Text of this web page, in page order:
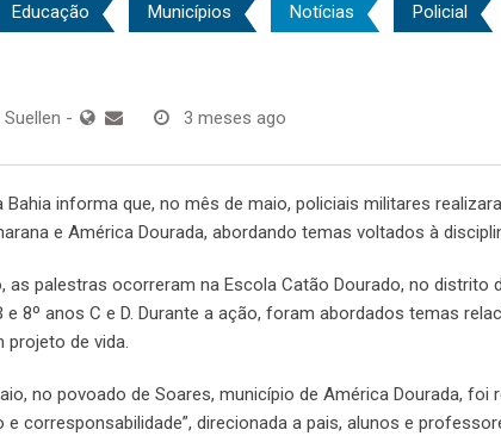
Educação Municípios Notícias Policial
- 3 meses ago
Bahia informa que, no mês de maio, policiais militares
e América Dourada, abordando temas voltados à
as palestras ocorreram na Escola Catão Dourado, no distrito
e 8º anos C e D. Durante a ação, foram abordados temas
de vida.
no povoado de Soares, município de América Dourada,
e corresponsabilidade”, direcionada a pais, alunos e